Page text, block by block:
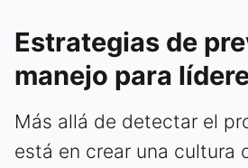
Estrategias de
manejo para
Más allá de detectar el
está en crear una cultura